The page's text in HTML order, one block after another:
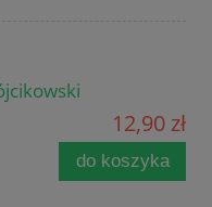
12,90 zł
do koszyka